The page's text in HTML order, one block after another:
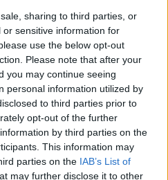
sharing to third parties, or
sensitive information for
use the below opt-out
Please note that after your
you may continue seeing
personal information utilized by
to third parties prior to
opt-out of the further
by third parties on the
This information may
parties on the IAB’s List of
may further disclose it to other
Το όνειρο του Παγκοσμίου
(vids)
στα προκριματικά για το
ομάδων παγκοσμίως: Πάνω